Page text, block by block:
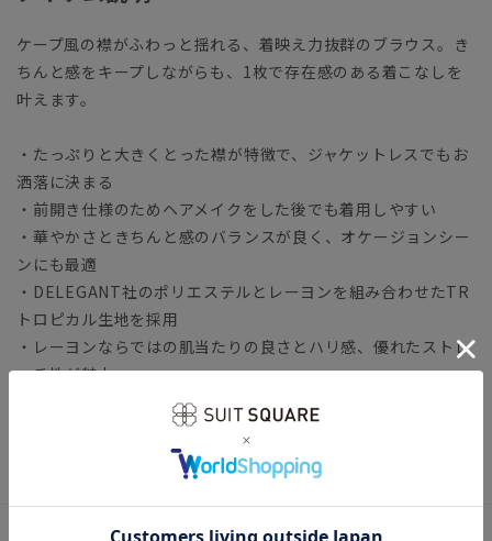
ケープ風の襟がふわっと揺れる、着映え力抜群のブラウス。き
ちんと感をキープしながらも、1枚で存在感のある着こなしを
叶えます。
・たっぷりと大きくとった襟が特徴で、ジャケットレスでもお
洒落に決まる
・前開き仕様のためヘアメイクをした後でも着用しやすい
・華やかさときちんと感のバランスが良く、オケージョンシー
ンにも最適
・DELEGANT社のポリエステルとレーヨンを組み合わせたTR
トロピカル生地を採用
・レーヨンならではの肌当たりの良さとハリ感、優れたストレ
ッチ性が魅力
・同素材のアイテムと組み合わせたセットアップスタイルも◎
トップス オフィスカジュアル